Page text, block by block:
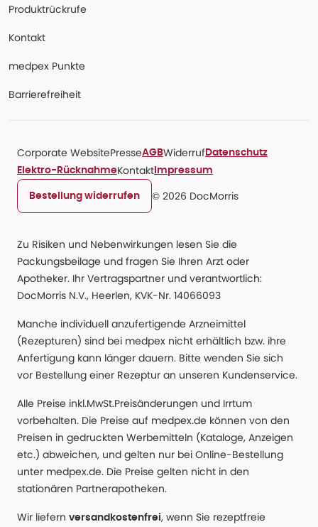
Produktrückrufe
Kontakt
medpex Punkte
Barrierefreiheit
Corporate WebsitePresseAGBWiderruf Datenschutz
Elektro-RücknahmeKontakt Impressum
Bestellung widerrufen © 2026 DocMorris
Zu Risiken und Nebenwirkungen lesen Sie die
Packungsbeilage und fragen Sie Ihren Arzt oder
Apotheker. Ihr Vertragspartner und verantwortlich:
DocMorris N.V., Heerlen, KVK-Nr. 14066093
Manche individuell anzufertigende Arzneimittel
(Rezepturen) sind bei medpex nicht erhältlich bzw. ihre
Anfertigung kann länger dauern. Bitte wenden Sie sich
vor Bestellung einer Rezeptur an unseren Kundenservice.
Alle Preise inkl.MwSt.Preisänderungen und Irrtum
vorbehalten. Die Preise auf medpex.de können von den
Preisen in gedruckten Werbemitteln (Kataloge, Anzeigen
etc.) abweichen, und gelten nur bei Online-Bestellung
unter medpex.de. Die Preise gelten nicht in den
stationären Partnerapotheken.
Wir liefern versandkostenfrei, wenn Sie rezeptfreie